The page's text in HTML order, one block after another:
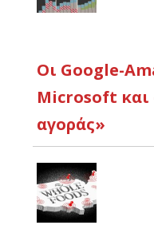
Οι Google-
Microsoft και
αγοράς»